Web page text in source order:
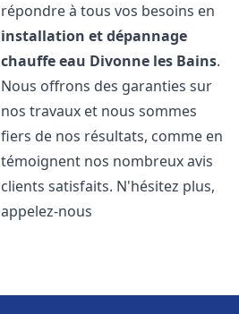
répondre à tous vos besoins en
installation et dépannage
chauffe eau Divonne les Bains.
Nous offrons des garanties sur
nos travaux et nous sommes
fiers de nos résultats, comme en
témoignent nos nombreux avis
clients satisfaits. N'hésitez plus,
appelez-nous